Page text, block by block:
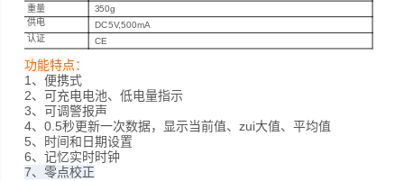
重量
350g
供电
DC5V,500mA
认证
CE
功能特点：
1、便携式
2、可充电电池、低电量指示
3、可调警报声
4、0.5秒更新一次数据，显示当前值、zui大值、平均值
5、 时间和日期设置
6、记忆实时时钟
7、零点校正